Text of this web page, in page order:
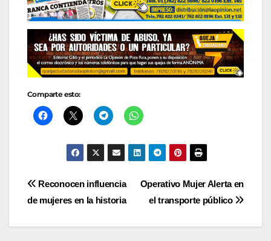
Comparte esto:
Navegación
Operativo Mujer Alerta en
el transporte público
Reconocen influencia
de mujeres en la historia